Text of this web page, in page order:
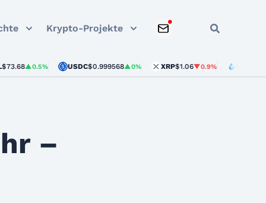
Krypto-Projekte
USDC$0.999568▲0% XRP $1.06▼0.9% STETH$1,903.11
–